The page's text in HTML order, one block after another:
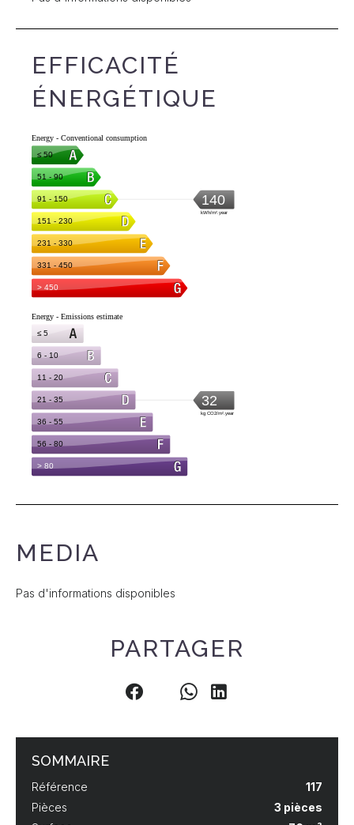
EFFICACITÉ
ÉNERGÉTIQUE
MEDIA
Pas d'informations disponibles
PARTAGER
SOMMAIRE
Référence
117
Pièces
3 pièces